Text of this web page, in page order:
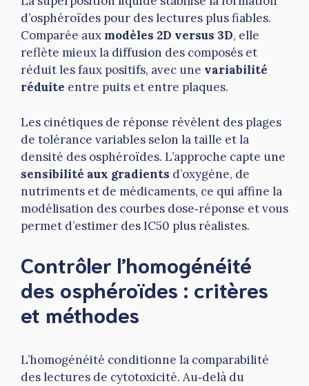
d’osphéroïdes pour des lectures plus fiables.
Comparée aux modèles 2D versus 3D, elle
reflète mieux la diffusion des composés et
réduit les faux positifs, avec une variabilité
réduite entre puits et entre plaques.
Les cinétiques de réponse révèlent des plages
de tolérance variables selon la taille et la
densité des osphéroïdes. L’approche capte une
sensibilité aux gradients d’oxygène, de
nutriments et de médicaments, ce qui affine la
modélisation des courbes dose‑réponse et vous
permet d’estimer des IC50 plus réalistes.
Contrôler l’homogénéité
des osphéroïdes : critères
et méthodes
L’homogénéité conditionne la comparabilité
des lectures de cytotoxicité. Au‑delà du